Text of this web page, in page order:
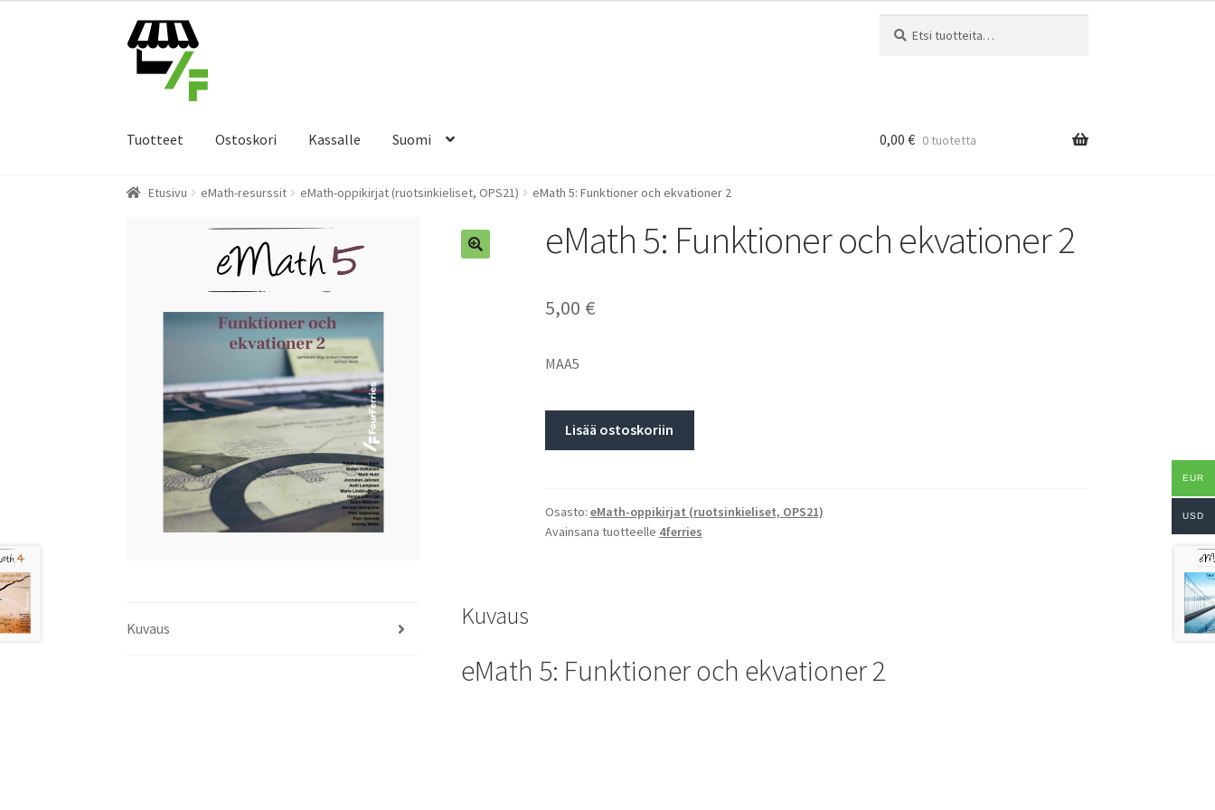
Siirry
navigointiin
Siirry
sisältöön
Tuotteet Ostoskori Kassalle Suomi 0,00 € 0 tuotetta
Etusivu eMath-resurssit eMath-oppikirjat (ruotsinkieliset, OPS21) eMath 5: Funktioner och ekvationer 2
eMath 5: Funktioner och ekvationer 2
5,00 €
MAA5
Lisää ostoskoriin
Osasto: eMath-oppikirjat (ruotsinkieliset, OPS21)
Avainsana tuotteelle 4ferries
Kuvaus Kuvaus
eMath 5: Funktioner och ekvationer 2
EUR
USD